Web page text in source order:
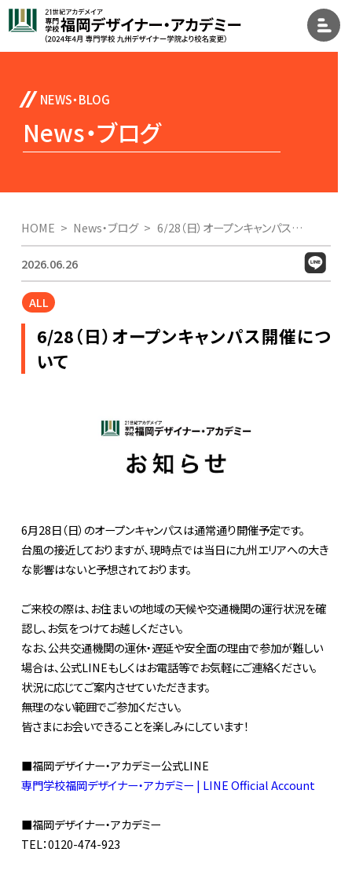
News・ブログ
HOME News・ブログ 6/28（日）オープンキャンパス開催について
2026.06.26
ALL
6/28（日）オープンキャンパス開催につ
いて
6月28日（日）のオープンキャンパスは通常通り開催予定です。
台風の接近しておりますが、現時点では当日に九州エリアへの大き
な影響はないと予想されております。
ご来校の際は、お住まいの地域の天候や交通機関の運行状況を確
認し、お気をつけてお越しください。
なお、公共交通機関の運休・遅延や安全面の理由で参加が難しい
場合は、公式LINEもしくはお電話等でお気軽にご連絡ください。
状況に応じてご案内させていただきます。
無理のない範囲でご参加ください。
皆さまにお会いできることを楽しみにしています！
■福岡デザイナー・アカデミー公式LINE
専門学校福岡デザイナー・アカデミー | LINE Official Account
■福岡デザイナー・アカデミー
TEL：0120-474-923